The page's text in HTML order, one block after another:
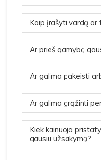
Kaip įrašyti vardą ar
Ar prieš gamybą
Ar galima pakeisti
Ar galima grąžinti
Kiek kainuoja
gausiu užsakymą?